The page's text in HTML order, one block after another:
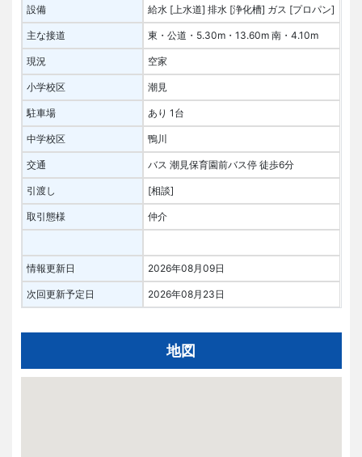
設備 給水 [上水道] 排水 [浄化槽] ガス [プロパン]
主な接道 東・公道・5.30m・13.60m 南・4.10m
現況 空家
小学校区 潮見
駐車場 あり 1台
中学校区 鴨川
交通 バス 潮見保育園前バス停 徒歩6分
引渡し [相談]
取引態様 仲介
情報更新日 2026年08月09日
次回更新予定日 2026年08月23日
地図